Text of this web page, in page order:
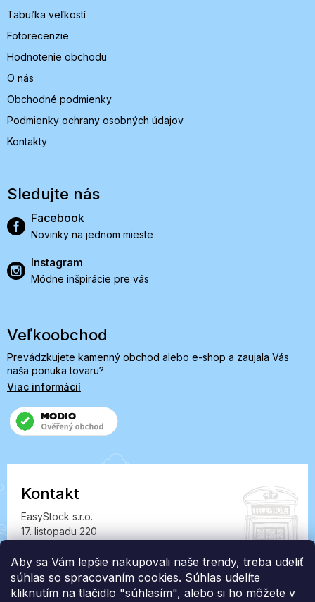
Aby sa Vám lepšie nakupovali naše trendy, treba udeliť
súhlas so spracovaním cookies. Súhlas udelíte
kliknutím na tlačidlo "súhlasím", alebo si ho môžete v
Tabuľka veľkostí
Fotorecenzie
Hodnotenie obchodu
O nás
Obchodné podmienky
Podmienky ochrany osobných údajov
Kontakty
Sledujte nás
Facebook
Novinky na jednom mieste
Instagram
Módne inšpirácie pre vás
Veľkoobchod
Prevádzkujete kamenný obchod alebo e-shop a zaujala Vás
naša ponuka tovaru?
Viac informácií
Kontakt
EasyStock s.r.o.
17. listopadu 220
IČ: 07727402, DIČ: CZ07727402
info@londonclub.sk